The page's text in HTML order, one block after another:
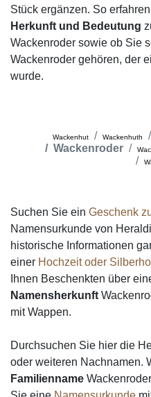
Stück ergänzen. So
Herkunft und Bedeutung
Wackenroder sowie ob Sie
Wackenroder gehören, der
wurde.
Wackenhut Wackenhuth
Wackenroder
Suchen Sie ein Geschenk
Namensurkunde von
historische Informationen
einer Hochzeit oder
Ihnen Beschenkten über
Namensherkunft
mit Wappen.
Durchsuchen Sie hier die
oder weiteren Nachnamen.
Familienname